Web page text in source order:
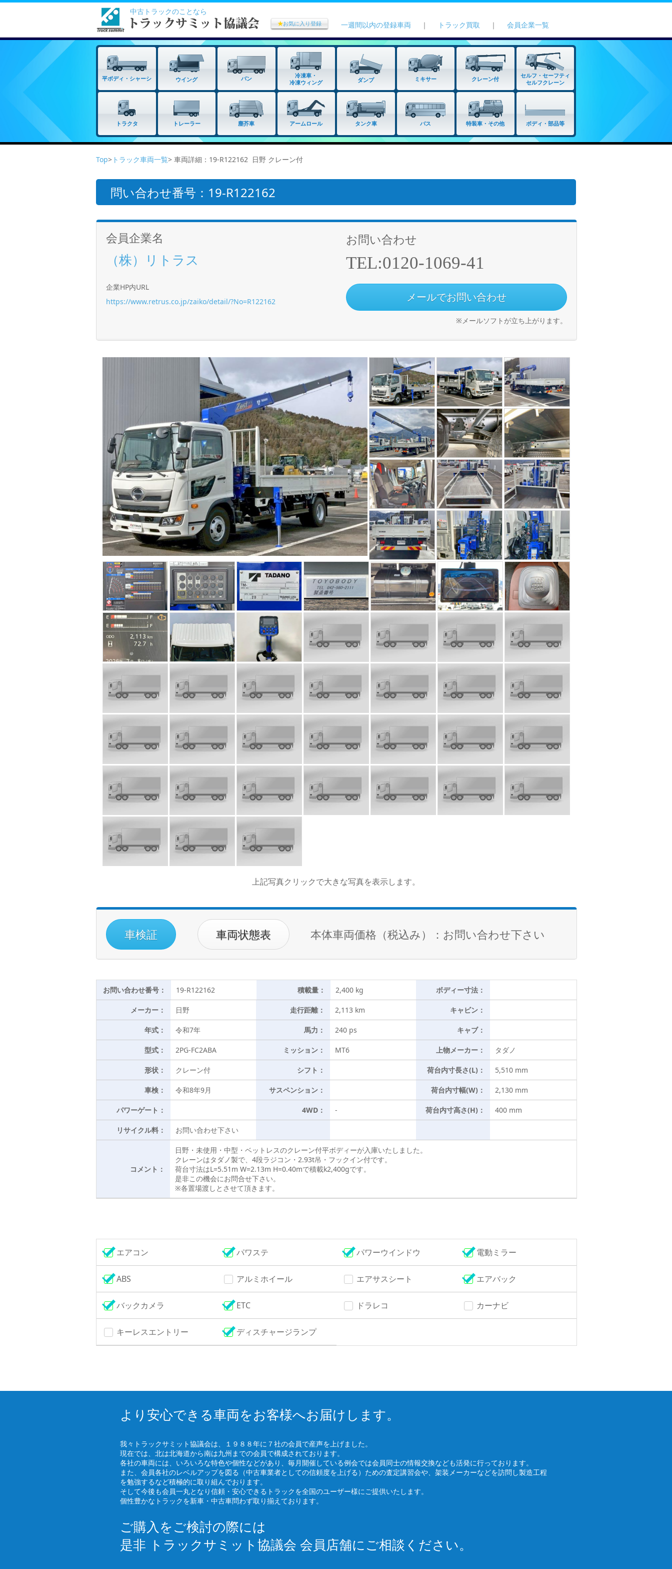
中古トラックのことなら
★お気に入り登録 一週間以内の登録車両 ｜ トラック買取 ｜ 会員企業一覧
平ボディ・シャーシ ウイング バン
冷凍車・
冷凍ウィング
ダンプ ミキサー クレーン付
セルフ・セーフティ
セルフクレーン
トラクタ トレーラー 塵芥車 アームロール タンク車 バス 特装車・その他 ボディ・部品等
Top> トラック車両一覧> 車両詳細：19-R122162 日野 クレーン付
問い合わせ番号：19-R122162
会員企業名
（株）リトラス
企業HP内URL
https://www.retrus.co.jp/zaiko/detail/?No=R122162
お問い合わせ
TEL:0120-1069-41
メールでお問い合わせ
※メールソフトが立ち上がります。
上記写真クリックで大きな写真を表示します。
車検証 車両状態表 本体車両価格（税込み）： お問い合わせ下さい
お問い合わせ番号： 19-R122162 積載量： 2,400 kg ボディー寸法：
メーカー： 日野 走行距離： 2,113 km キャビン：
年式： 令和7年 馬力： 240 ps キャブ：
型式： 2PG-FC2ABA ミッション： MT6 上物メーカー： タダノ
形状： クレーン付 シフト： 荷台内寸長さ(L)： 5,510 mm
車検： 令和8年9月 サスペンション： 荷台内寸幅(W)： 2,130 mm
パワーゲート： 4WD： - 荷台内寸高さ(H)： 400 mm
リサイクル料： お問い合わせ下さい
コメント：
日野・未使用・中型・ベットレスのクレーン付平ボディーが入庫いたしました。
クレーンはタダノ製で、4段ラジコン・2.93t吊・フックイン付です。
荷台寸法はL=5.51m W=2.13m H=0.40mで積載k2,400gです。
是非この機会にお問合せ下さい。
※各置場渡しとさせて頂きます。
エアコン パワステ パワーウインドウ 電動ミラー
ABS アルミホイール エアサスシート エアバック
バックカメラ ETC ドラレコ カーナビ
キーレスエントリー ディスチャージランプ
より安心できる車両をお客様へお届けします。
我々トラックサミット協議会は、１９８８年に７社の会員で産声を上げました。
現在では、北は北海道から南は九州までの会員で構成されております。
各社の車両には、いろいろな特色や個性などがあり、毎月開催している例会では会員同士の情報交換なども活発に行っております。
また、会員各社のレベルアップを図る（中古車業者としての信頼度を上げる）ための査定講習会や、架装メーカーなどを訪問し製造工程
を勉強するなど積極的に取り組んでおります。
そして今後も会員一丸となり信頼・安心できるトラックを全国のユーザー様にご提供いたします。
個性豊かなトラックを新車・中古車問わず取り揃えております。
ご購入をご検討の際には
是非 トラックサミット協議会 会員店舗にご相談ください。